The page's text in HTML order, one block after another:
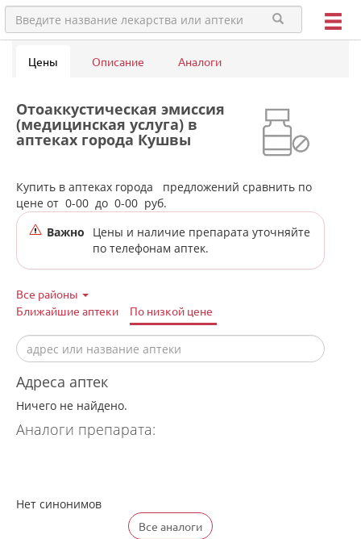
Цены Описание Аналоги
Отоаккустическая эмиссия
(медицинская услуга) в
аптеках города Кушвы
Купить в аптеках города
предложений сравнить по
цене от 0-00 до 0-00 руб.
Важно
Цены и наличие препарата уточняйте
по телефонам аптек.
Все районы
Ближайшие аптеки
По низкой цене
Адреса аптек
Ничего не найдено.
Аналоги препарата:
Нет синонимов
Все аналоги